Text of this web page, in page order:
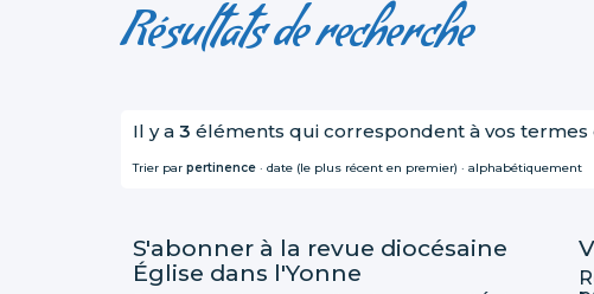
Résultats de recherche
Il y a 3 éléments qui correspondent à vos termes
Trier par pertinence · date (le plus récent en premier) · alphabétiquement
S'abonner à la revue diocésaine
Église dans l'Yonne